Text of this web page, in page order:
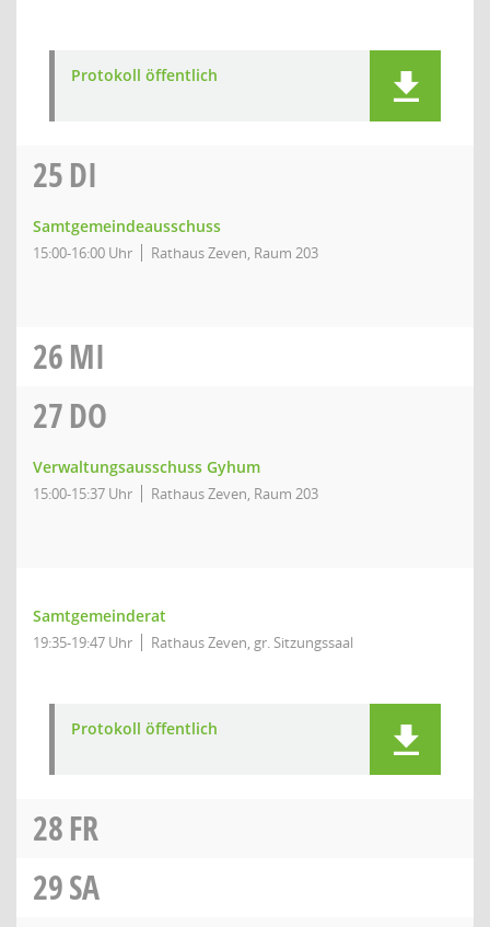
Protokoll öffentlich
25DI
Samtgemeindeausschuss
15:00-16:00 Uhr Rathaus Zeven, Raum 203
26MI
27DO
Verwaltungsausschuss Gyhum
15:00-15:37 Uhr Rathaus Zeven, Raum 203
Samtgemeinderat
19:35-19:47 Uhr Rathaus Zeven, gr. Sitzungssaal
Protokoll öffentlich
28FR
29SA